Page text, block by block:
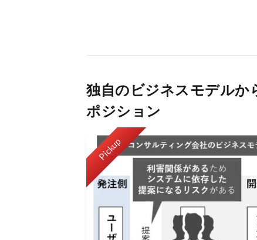
独自のビジネスモデルか
ポジション
Pickup